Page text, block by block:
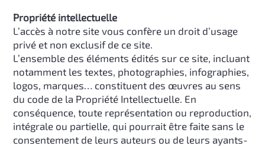
Propriété intellectuelle
L’accès à notre site vous confère un droit d’usage
privé et non exclusif de ce site.
L’ensemble des éléments édités sur ce site, incluant
notamment les textes, photographies, infographies,
logos, marques… constituent des œuvres au sens
du code de la Propriété Intellectuelle. En
conséquence, toute représentation ou reproduction,
intégrale ou partielle, qui pourrait être faite sans le
consentement de leurs auteurs ou de leurs ayants-